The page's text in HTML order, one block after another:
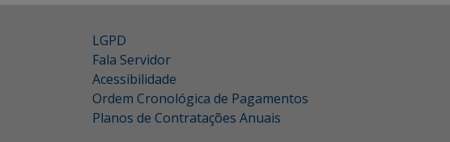
LGPD
Fala Servidor
Acessibilidade
Ordem Cronológica de Pagamentos
Planos de Contratações Anuais